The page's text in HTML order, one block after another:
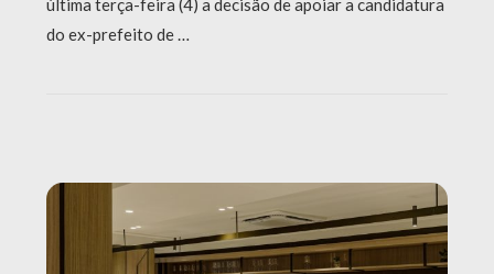
última terça-feira (4) a decisão de apoiar a candidatura
do ex-prefeito de …